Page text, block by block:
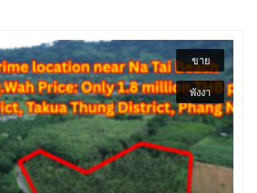
ขาย
พังงา